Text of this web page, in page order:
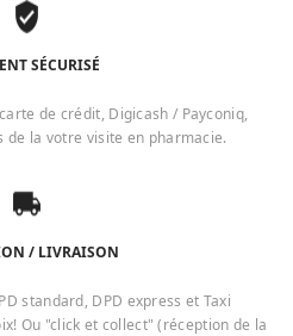
SÉCURISÉ
de crédit, Digicash / Payconiq,
la votre visite en pharmacie.
/ LIVRAISON
standard, DPD express et Taxi
Ou "click et collect" (réception de la